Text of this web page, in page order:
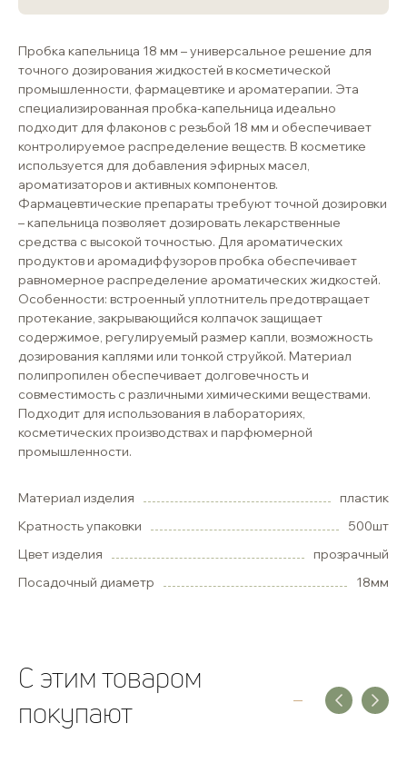
Пробка капельница 18 мм – универсальное решение для
точного дозирования жидкостей в косметической
промышленности, фармацевтике и ароматерапии. Эта
специализированная пробка-капельница идеально
подходит для флаконов с резьбой 18 мм и обеспечивает
контролируемое распределение веществ. В косметике
используется для добавления эфирных масел,
ароматизаторов и активных компонентов.
Фармацевтические препараты требуют точной дозировки
– капельница позволяет дозировать лекарственные
средства с высокой точностью. Для ароматических
продуктов и аромадиффузоров пробка обеспечивает
равномерное распределение ароматических жидкостей.
Особенности: встроенный уплотнитель предотвращает
протекание, закрывающийся колпачок защищает
содержимое, регулируемый размер капли, возможность
дозирования каплями или тонкой струйкой. Материал
полипропилен обеспечивает долговечность и
совместимость с различными химическими веществами.
Подходит для использования в лабораториях,
косметических производствах и парфюмерной
промышленности.
Материал изделия
пластик
Кратность упаковки
500шт
Цвет изделия
прозрачный
Посадочный диаметр
18мм
C этим товаром
покупают